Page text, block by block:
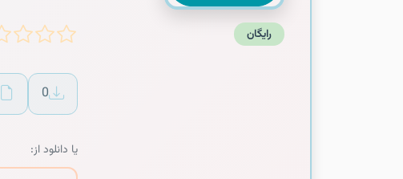
رایگان
0
یا دانلود از: